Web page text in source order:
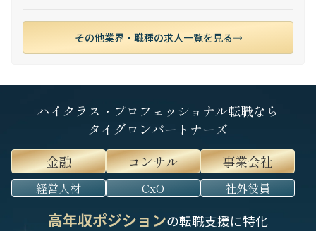
その他業界・職種の求人一覧を見る
ハイクラス・プロフェッショナル転職なら
タイグロンパートナーズ
金融
コンサル 事業会社
経営人材 CxO 社外役員
高年収ポジションの転職支援に特化